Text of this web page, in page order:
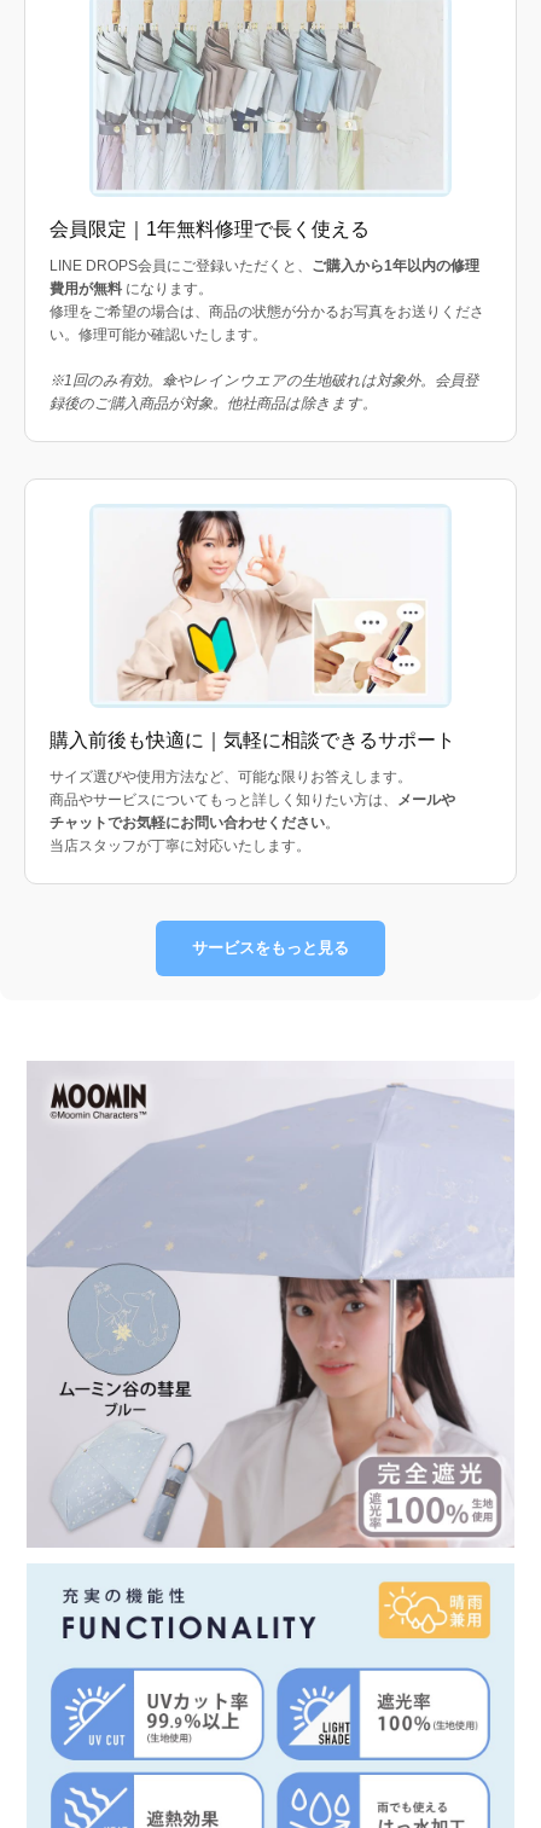
会員限定｜1年無料修理で長く使える
LINE DROPS会員にご登録いただくと、 ご購入から1年以内の修理
費用が無料 になります。
修理をご希望の場合は、商品の状態が分かるお写真をお送りくださ
い。修理可能か確認いたします。
※1回のみ有効。傘やレインウエアの生地破れは対象外。会員登
録後のご購入商品が対象。他社商品は除きます。
購入前後も快適に｜気軽に相談できるサポート
サイズ選びや使用方法など、可能な限りお答えします。
商品やサービスについてもっと詳しく知りたい方は、 メールや
チャットでお気軽にお問い合わせください。
当店スタッフが丁寧に対応いたします。
サービスをもっと見る